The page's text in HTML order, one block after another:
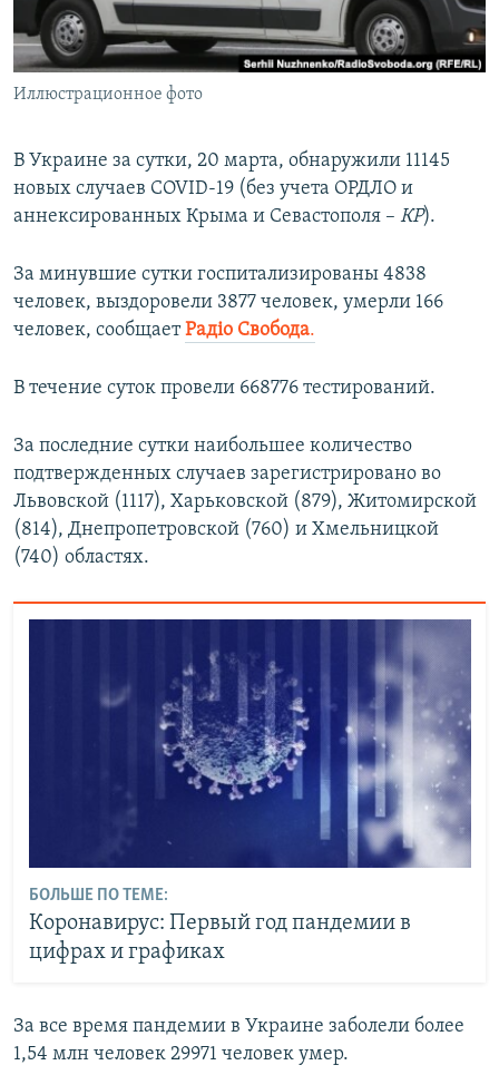
ПОБЕДИТЕЛЕЙ НЕ СУДЯТ?
КРЫМ.НЕПОКОРЕННЫЙ
ELIFBE
ПРИСОЕДИНЯЙТЕСЬ!
Все сайты RFE/RL
Иллюстрационное фото
В Украине за сутки, 20 марта, обнаружили 11145
новых случаев COVID-19 (без учета ОРДЛО и
аннексированных Крыма и Севастополя – КР).
За минувшие сутки госпитализированы 4838
человек, выздоровели 3877 человек, умерли 166
человек, сообщаетРадіо Свобода.
В течение суток провели 668776 тестирований.
За последние сутки наибольшее количество
подтвержденных случаев зарегистрировано во
Львовской (1117), Харьковской (879), Житомирской
(814), Днепропетровской (760) и Хмельницкой
(740) областях.
БОЛЬШЕ ПО ТЕМЕ:
Коронавирус: Первый год пандемии в
цифрах и графиках
За все время пандемии в Украине заболели более
1,54 млн человек 29971 человек умер.